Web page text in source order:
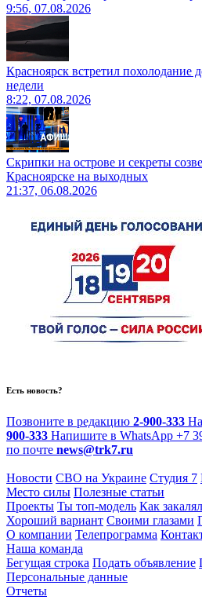
9:56, 07.08.2026
Красноярск встретил похолодание
недели
8:22, 07.08.2026
Скрипки на острове и секреты
Красноярске на выходных
21:37, 06.08.2026
Есть новость?
Позвоните в редакцию 2-900-333
900-333 Напишите в WhatsApp +7
по почте news@trk7.ru
Новости СВО на Украине Студия 7
Место силы Полезные статьи
Проекты Ты топ-модель Как
Хороший вариант Своими глазами
О компании Телепрограмма
Наша команда
Бегущая строка Подать объявление
Персональные данные
Отчеты